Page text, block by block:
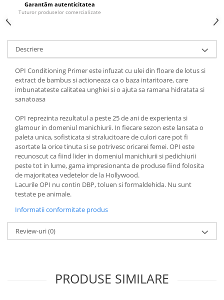
Garantăm autenticitatea
Tuturor produselor comercializate
Descriere
OPI Conditioning Primer este infuzat cu ulei din floare de lotus si
extract de bambus si actioneaza ca o baza intaritoare, care
imbunatateste calitatea unghiei si o ajuta sa ramana hidratata si
sanatoasa
OPI reprezinta rezultatul a peste 25 de ani de experienta si
glamour in domeniul manichiurii. In fiecare sezon este lansata o
paleta unica, sofisticata si stralucitoare de culori care pot fi
asortate la orice tinuta si se potrivesc oricarei femei. OPI este
recunoscut ca fiind lider in domeniul manichiurii si pedichiurii
peste tot in lume, gama impresionanta de produse fiind folosita
de majoritatea vedetelor de la Hollywood.
Lacurile OPI nu contin DBP, toluen si formaldehida. Nu sunt
testate pe animale.
Informatii conformitate produs
Review-uri(0)
PRODUSE SIMILARE